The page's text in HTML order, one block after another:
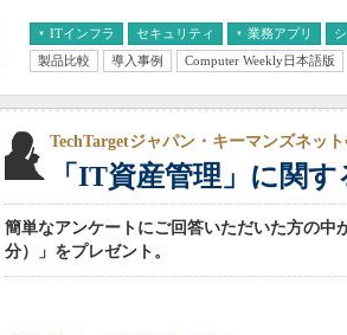
ITインフラ セキュリティ 業務アプリ
エンタープライズAI
ERP
データ分析
情報系システム
経営とIT 医療IT
製品比較 導入事例 Computer Weekly日本語版
「IT資産管理」に関
TechTargetジャパン・キーマンズネッ
簡単なアンケートにご回答いただいた方の中
分）」をプレゼント。